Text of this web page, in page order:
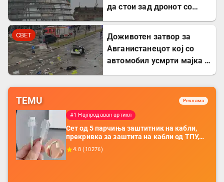
да стои зад дронот со
СВЕТ
Доживотен затвор за
Авганистанецот кој со
автомобил усмрти мајка и
TEMU Реклама
#1 Најпродаван артикл
Сет од 5 парчиња заштитник на кабли,
прекривка за заштита на кабли од ТПУ,
додатоци за заштита на кабли, без
батерија, за мобилни телефони, комплет
4.8 ( 10276)